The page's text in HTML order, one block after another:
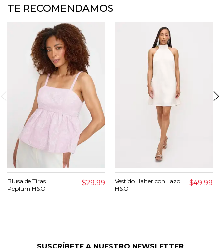
TE RECOMENDAMOS
Blusa de Tiras
Peplum H&O
$29.99
Vestido Halter con Lazo
H&O
$49.99
SUSCRÍBETE A NUESTRO NEWSLETTER